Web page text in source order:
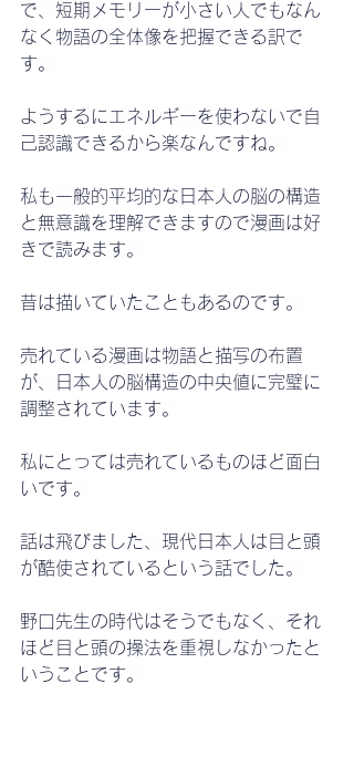
で、短期メモリーが小さい人でもなん
なく物語の全体像を把握できる訳で
す。
ようするにエネルギーを使わないで自
己認識できるから楽なんですね。
私も一般的平均的な日本人の脳の構造
と無意識を理解できますので漫画は好
きで読みます。
昔は描いていたこともあるのです。
売れている漫画は物語と描写の布置
が、日本人の脳構造の中央値に完璧に
調整されています。
私にとっては売れているものほど面白
いです。
話は飛びました、現代日本人は目と頭
が酷使されているという話でした。
野口先生の時代はそうでもなく、それ
ほど目と頭の操法を重視しなかったと
いうことです。